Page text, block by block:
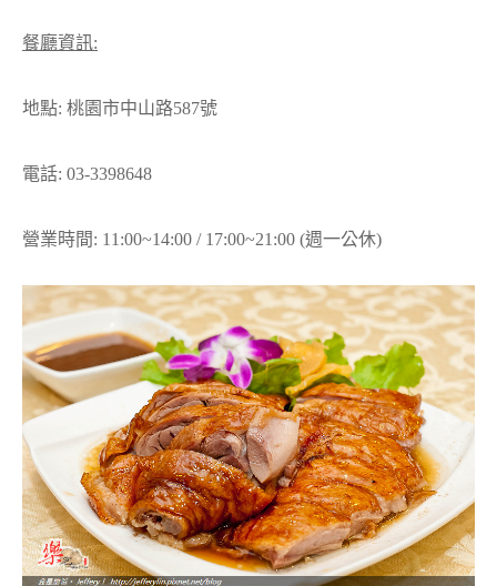
餐廳資訊:
地點: 桃園市中山路587號
電話: 03-3398648
營業時間: 11:00~14:00 / 17:00~21:00 (週一公休)